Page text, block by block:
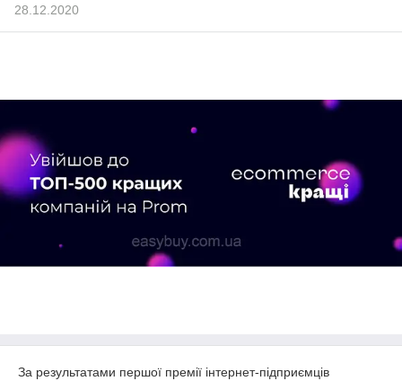
28.12.2020
За результатами першої премії інтернет-підприємців